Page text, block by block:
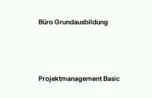
Büro Grundausbildung
Projektmanagement Basic